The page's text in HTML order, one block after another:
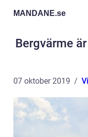
MANDANE.se
Bergvärme
07 oktober 2019